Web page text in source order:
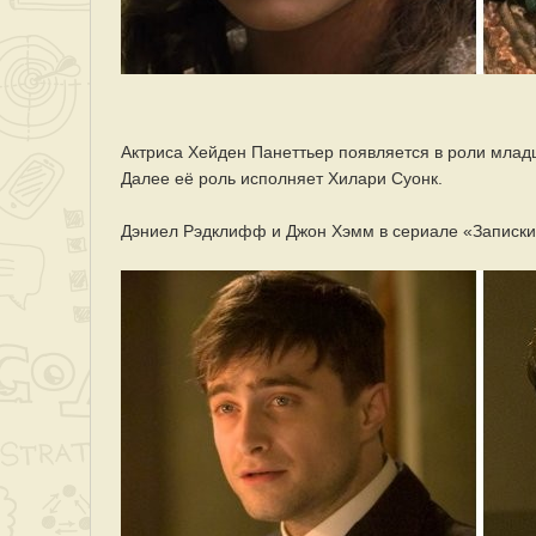
Актриса Хейден Панеттьер появляется в роли
Далее её роль исполняет Хилари Суонк.
Дэниел Рэдклифф и Джон Хэмм в сериале